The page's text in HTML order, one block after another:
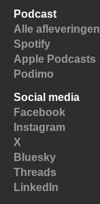
Podcast
Alle afleveringen
Spotify
Apple Podcasts
Podimo
Social media
Facebook
Instagram
X
Bluesky
Threads
LinkedIn